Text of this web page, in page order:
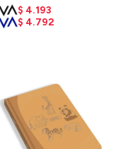
$ 4.193
$ 4.792